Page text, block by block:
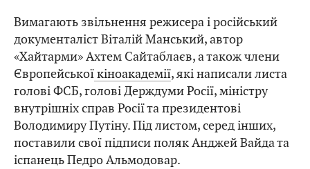
Вимагають звільнення режисера і російський
документаліст Віталій Манський, автор
«Хайтарми» Ахтем Сайтаблаєв, а також члени
Європейськоїкіноакадемії, які написали листа
голові ФСБ, голові Держдуми Росії, міністру
внутрішніх справ Росії та президентові
Володимиру Путіну. Під листом, серед інших,
поставили свої підписи поляк Анджей Вайда та
іспанець Педро Альмодовар.